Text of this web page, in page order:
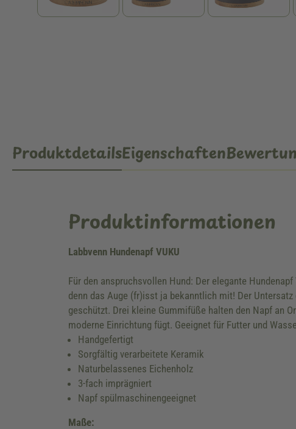
ProduktdetailsEigenschaften
Produktinformationen
Labbvenn Hundenapf VUKU
Für den anspruchsvollen Hund: Der elegante
denn das Auge (fr)isst ja bekanntlich mit! Der
geschützt. Drei kleine Gummifüße halten den Napf an
moderne Einrichtung fügt. Geeignet für Futter und
Handgefertigt
Sorgfältig verarbeitete Keramik
Naturbelassenes Eichenholz
3-fach imprägniert
Napf spülmaschinengeeignet
Maße: